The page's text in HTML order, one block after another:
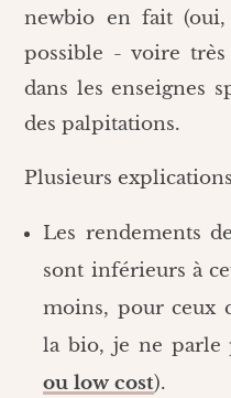
newbio en fait
possible - voire
dans les enseignes
des palpitations.
Plusieurs
Les rendements
sont inférieurs à
moins, pour ceux
la bio, je ne parle
ou low cost).